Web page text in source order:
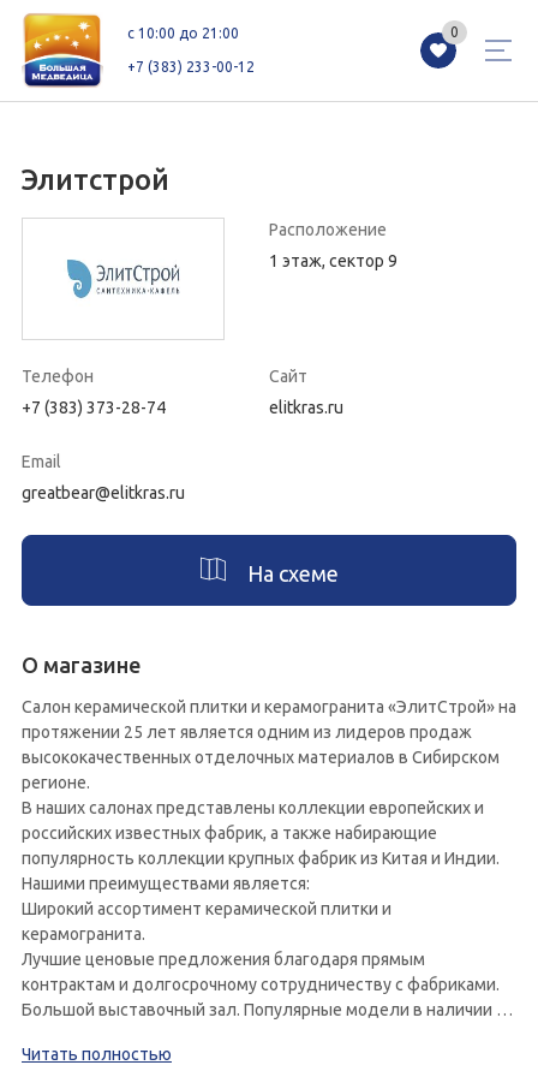
+7 (383) 233-00-12
c 10:00 до 21:00 0
Магазины Каталог
Как добраться
Схемы этажей Новоселам
Элитстрой
Расположение
1 этаж, сектор 9
Телефон
+7 (383) 373-28-74
Сайт
elitkras.ru
Email
greatbear@elitkras.ru
На схеме
О магазине
Салон керамической плитки и керамогранита «ЭлитСтрой» на
протяжении 25 лет является одним из лидеров продаж
высококачественных отделочных материалов в Сибирском
регионе.
В наших салонах представлены коллекции европейских и
российских известных фабрик, а также набирающие
популярность коллекции крупных фабрик из Китая и Индии.
Нашими преимуществами является:
Широкий ассортимент керамической плитки и
керамогранита.
Лучшие ценовые предложения благодаря прямым
контрактам и долгосрочному сотрудничеству с фабриками.
Большой выставочный зал. Популярные модели в наличии на
Услуги дизайнера. Актуальный универсальный дизайн.
Читать полностью